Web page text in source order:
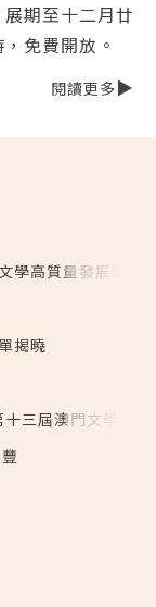
期至十二月廿
免費開放。
閱讀更多
學高質量發展論壇
揭曉
十三屆澳門文學獎